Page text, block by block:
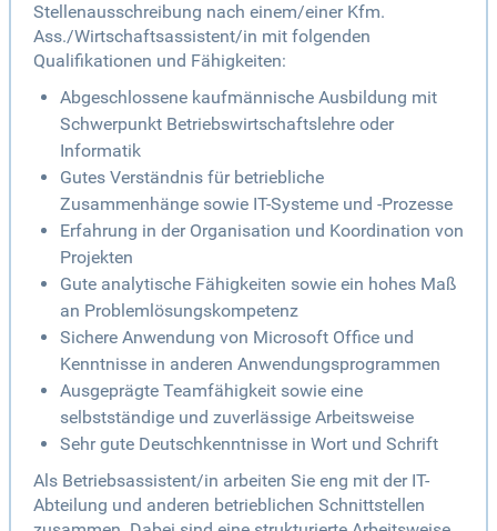
Stellenausschreibung nach einem/einer Kfm.
Ass./Wirtschaftsassistent/in mit folgenden
Qualifikationen und Fähigkeiten:
Abgeschlossene kaufmännische Ausbildung mit
Schwerpunkt Betriebswirtschaftslehre oder
Informatik
Gutes Verständnis für betriebliche
Zusammenhänge sowie IT-Systeme und -Prozesse
Erfahrung in der Organisation und Koordination von
Projekten
Gute analytische Fähigkeiten sowie ein hohes Maß
an Problemlösungskompetenz
Sichere Anwendung von Microsoft Office und
Kenntnisse in anderen Anwendungsprogrammen
Ausgeprägte Teamfähigkeit sowie eine
selbstständige und zuverlässige Arbeitsweise
Sehr gute Deutschkenntnisse in Wort und Schrift
Als Betriebsassistent/in arbeiten Sie eng mit der IT-
Abteilung und anderen betrieblichen Schnittstellen